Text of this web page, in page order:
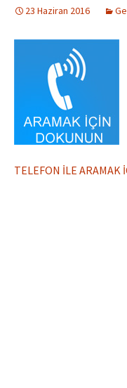
23 Haziran 2016
TELEFON İLE ARAMAK